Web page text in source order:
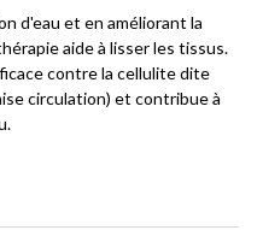
d'eau et en améliorant la
aide à lisser les tissus.
contre la cellulite dite
circulation) et contribue à